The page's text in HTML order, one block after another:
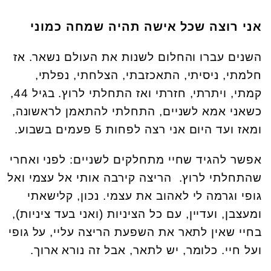
אני רוצה שכל אישה תהיה שמחה כמוני
השנים עברו והחלום לשנות את העולם נשאר. אז
חלמתי, ניסיתי, התאכזבתי, הצלחתי, נפלתי,
קמתי, ויתרתי, חזרתי ואז התחלתי לרוץ. בגיל 44,
כשאני אמא לשניים, התחלתי להתאמן לראשונה,
ומאז ועד היום אני רצה לפחות 5 פעמים בשבוע.
אפשר להגיד שחיי מתחלקים לשניים: לפני ואחרי
שהתחלתי לרוץ. הריצה קירבה אותי אל עצמי ואל
גופי וגרמה לי לאהוב את עצמי. נכון, קלישאתי
ומעצבן, ועדיין, עם כל הציניות (ואני בעד ציניות),
בחיי שאין לתאר את השפעת הריצה עליי, על גופי
ועל חיי. כלומר, יש לתאר, אבל זה נורא ארוך.